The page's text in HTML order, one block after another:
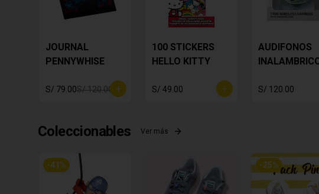
JOURNAL
PENNYWHISE
S/ 79.00S/ 120.00
100 STICKERS
HELLO KITTY
S/ 49.00
AUDIFONOS
Yoda
S/ 120.00
Coleccionables Ver más
-41 % -25%